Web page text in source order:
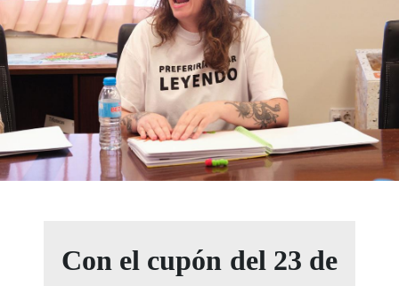
Con el cupón del 23 de